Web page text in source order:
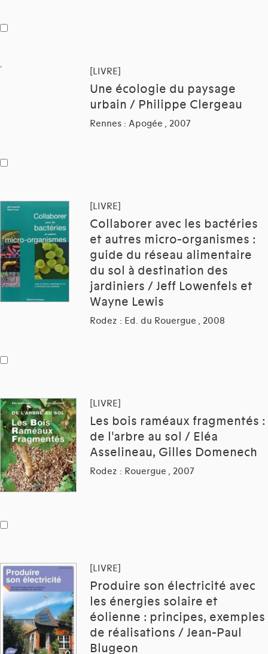
[LIVRE]
Une écologie du paysage
urbain / Philippe Clergeau
Rennes : Apogée , 2007
[LIVRE]
Collaborer avec les bactéries
et autres micro-organismes :
guide du réseau alimentaire
du sol à destination des
jardiniers / Jeff Lowenfels et
Wayne Lewis
Rodez : Ed. du Rouergue , 2008
[LIVRE]
Les bois raméaux fragmentés :
de l'arbre au sol / Eléa
Asselineau, Gilles Domenech
Rodez : Rouergue , 2007
[LIVRE]
Produire son électricité avec
les énergies solaire et
éolienne : principes, exemples
de réalisations / Jean-Paul
Blugeon